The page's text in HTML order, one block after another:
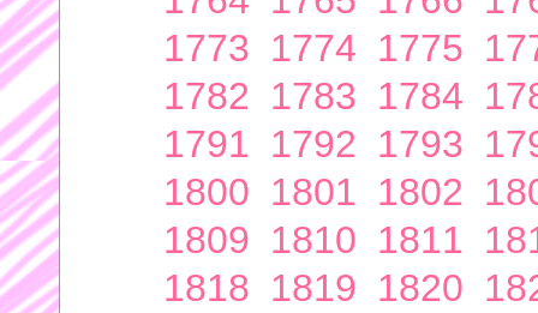
1773 1774 1775
1782 1783 1784
1791 1792 1793
1800 1801 1802
1809 1810 1811
1818 1819 1820